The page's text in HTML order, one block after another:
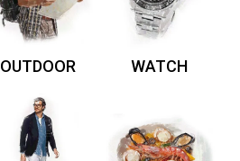
OUTDOOR WATCH